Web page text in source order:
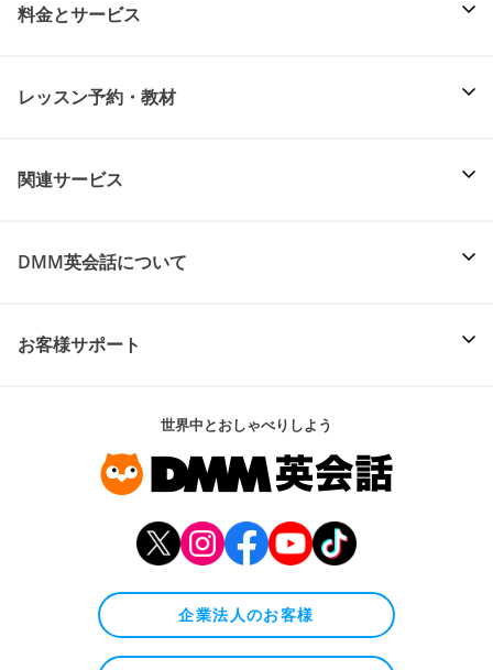
料金とサービス
レッスン予約・教材
関連サービス
DMM英会話について
お客様サポート
世界中とおしゃべりしよう
企業法人のお客様